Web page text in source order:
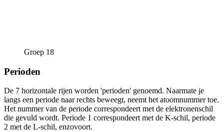
Groep 18
Perioden
De 7 horizontale rijen worden 'perioden' genoemd. Naarmate je
langs een periode naar rechts beweegt, neemt het atoomnummer toe.
Het nummer van de periode correspondeert met de elektronenschil
die gevuld wordt. Periode 1 correspondeert met de K-schil, periode
2 met de L-schil, enzovoort.